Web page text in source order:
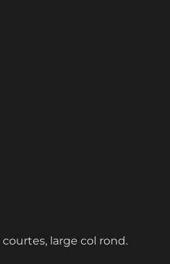
large col rond.